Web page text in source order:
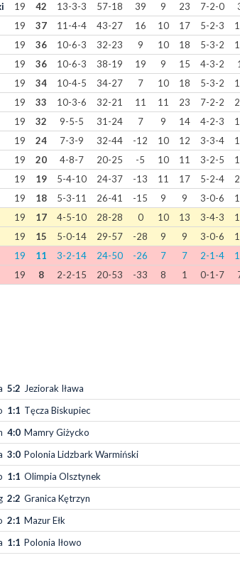
19 42 13-3-3 57-18 39 9 23 7-2-0
19 37 11-4-4 43-27 16 10 17 5-2-3
19 36 10-6-3 32-23 9 10 18 5-3-2
19 36 10-6-3 38-19 19 9 15 4-3-2
19 34 10-4-5 34-27 7 10 18 5-3-2
19 33 10-3-6 32-21 11 11 23 7-2-2
19 32 9-5-5 31-24 7 9 14 4-2-3
19 24 7-3-9 32-44 -12 10 12 3-3-4
19 20 4-8-7 20-25 -5 10 11 3-2-5
19 19 5-4-10 24-37 -13 11 17 5-2-4
19 18 5-3-11 26-41 -15 9 9 3-0-6
19 17 4-5-10 28-28 0 10 13 3-4-3
19 15 5-0-14 29-57 -28 9 9 3-0-6
19 11 3-2-14 24-50 -26 7 7 2-1-4
19 8 2-2-15 20-53 -33 8 1 0-1-7
5:2 Jeziorak Iława
1:1 Tęcza Biskupiec
4:0 Mamry Giżycko
3:0 Polonia Lidzbark Warmiński
1:1 Olimpia Olsztynek
2:2 Granica Kętrzyn
2:1 Mazur Ełk
1:1 Polonia Iłowo